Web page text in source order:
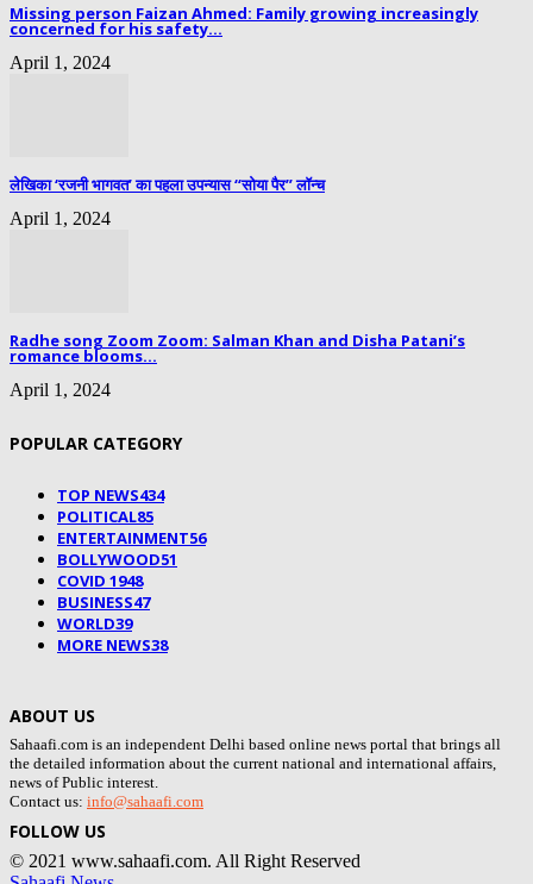
Missing person Faizan Ahmed: Family growing increasingly
concerned for his safety...
April 1, 2024
लेखिका ‘रजनी भागवत’ का पहला उपन्यास “सोया पैर” लॉन्च
April 1, 2024
Radhe song Zoom Zoom: Salman Khan and Disha Patani’s
romance blooms...
April 1, 2024
POPULAR CATEGORY
TOP NEWS434
POLITICAL85
ENTERTAINMENT56
BOLLYWOOD51
COVID 1948
BUSINESS47
WORLD39
MORE NEWS38
ABOUT US
Sahaafi.com is an independent Delhi based online news portal that brings all
the detailed information about the current national and international affairs,
news of Public interest.
Contact us: info@sahaafi.com
FOLLOW US
© 2021 www.sahaafi.com. All Right Reserved